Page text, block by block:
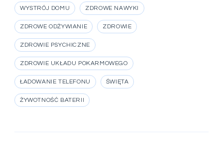
WYSTRÓJ DOMU ZDROWE NAWYKI
ZDROWE ODŻYWIANIE ZDROWIE
ZDROWIE PSYCHICZNE
ZDROWIE UKŁADU POKARMOWEGO
ŁADOWANIE TELEFONU ŚWIĘTA
ŻYWOTNOŚĆ BATERII